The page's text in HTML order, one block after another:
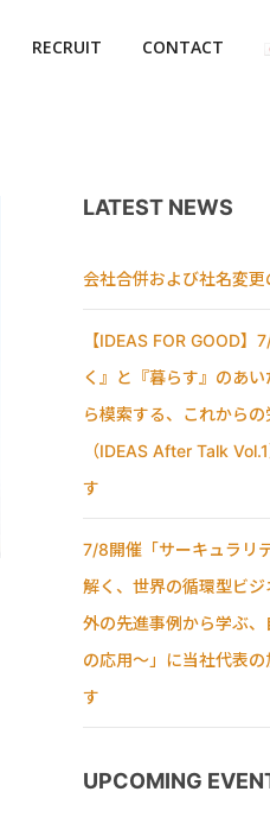
RECRUIT CONTACT
LATEST NEWS
会社合併および社名変更
【IDEAS FOR GOOD
く』と『暮らす』のあ
ら模索する、これから
（IDEAS After Talk
す
7/8開催「サーキュラリ
解く、世界の循環型ビ
外の先進事例から学ぶ
の応用〜」に当社代表の
す
UPCOMING